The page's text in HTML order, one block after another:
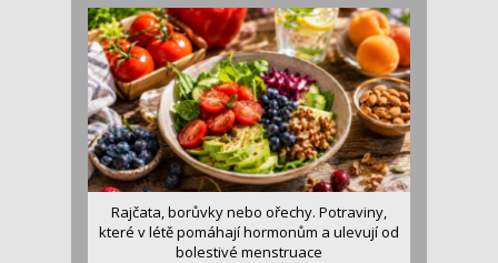
Rajčata, borůvky nebo ořechy. Potraviny,
které v létě pomáhají hormonům a ulevují od
bolestivé menstruace